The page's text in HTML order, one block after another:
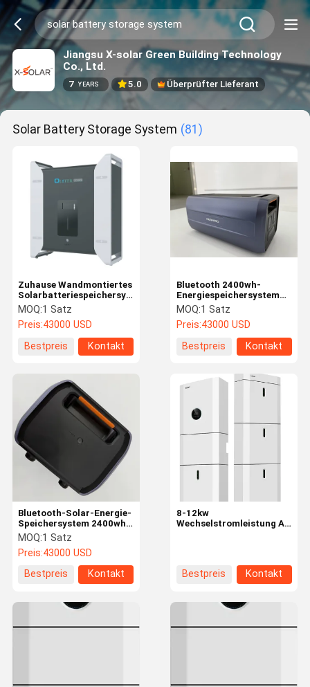
Jiangsu X-solar Green Building Technology
Co., Ltd.
7 YEARS 5.0 Überprüfter Lieferant
Solar Battery Storage System (81)
Zuhause Wandmontiertes
Solarbatteriespeichersystem
Lithiumbatteriespeicher
MOQ:1 Satz
Preis:43000 USD
Bestpreis
Kontakt
Bluetooth 2400wh-
Energiespeichersystem
für die Heimtechnik
MOQ:1 Satz
Preis:43000 USD
Bestpreis
Kontakt
Bluetooth-Solar-Energie-
Speichersystem 2400wh
LiFePO4 Lithium-Ionen-
Batteriepack 8000 Zyklen
MOQ:1 Satz
Preis:43000 USD
Bestpreis
Kontakt
8-12kw
Wechselstromleistung All
Speicherkapazität
Bestpreis Kontakt